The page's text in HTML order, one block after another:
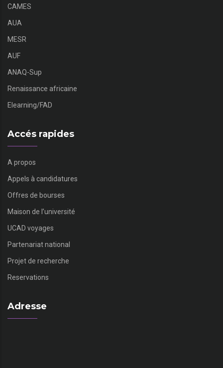
CAMES
AUA
MESR
AUF
ANAQ-Sup
Renaissance africaine
Elearning/FAD
Accés rapides
A propos
Appels à candidatures
Offres de bourses
Maison de l’université
UCAD voyages
Partenariat national
Projet de recherche
Reservations
Adresse